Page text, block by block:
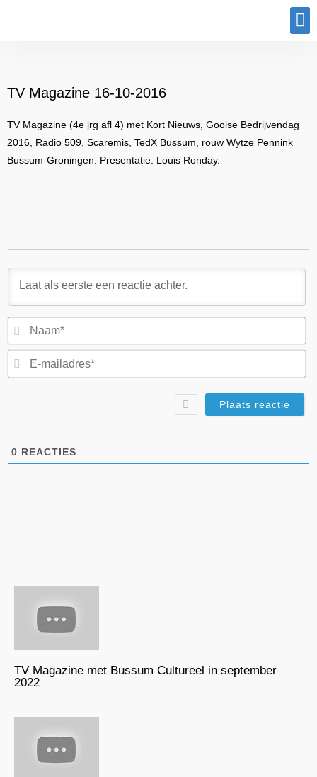
TV Magazine 16-10-2016
TV Magazine (4e jrg afl 4) met Kort Nieuws, Gooise Bedrijvendag
2016, Radio 509, Scaremis, TedX Bussum, rouw Wytze Pennink
Bussum-Groningen. Presentatie: Louis Ronday.
0 REACTIES
TV Magazine met Bussum Cultureel in september
2022